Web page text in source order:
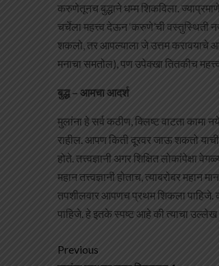
करुणेतूनच बुद्धाने धम्म शिकविला.
चर्चेला महत्त्व देऊन ‘करुणे’ची
शकलो, तर आपल्याला जे उत्तम करावयाचे
मनाचा समतोल), पण उपेक्खा तितकीच
बुद्ध – आमचा आदर्श
मुलांना हे सर्व कठीण, क्लिष्ट वाटता
राहील. आपण किती दूरवर जाऊ शकतो
होते. तत्त्वज्ञानी अगर शिक्षित लोकांपेक्षा
महान तत्त्वज्ञानी होताच, त्याबरोबर
तपशीलवार आपणच प्रथम शिकला पाहिजे.
पाहिजे. हे इतके स्पष्ट आहे की त्याचा
Previous